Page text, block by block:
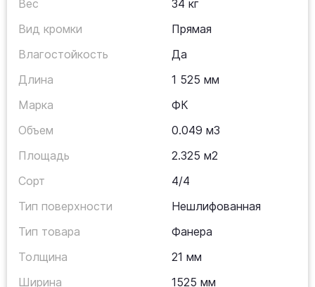
Вес
34 кг
Вид кромки
Прямая
Влагостойкость
Да
Длина
1 525 мм
Марка
ФК
Объем
0.049 м3
Площадь
2.325 м2
Сорт
4/4
Тип поверхности
Нешлифованная
Тип товара
Фанера
Толщина
21 мм
Ширина
1525 мм